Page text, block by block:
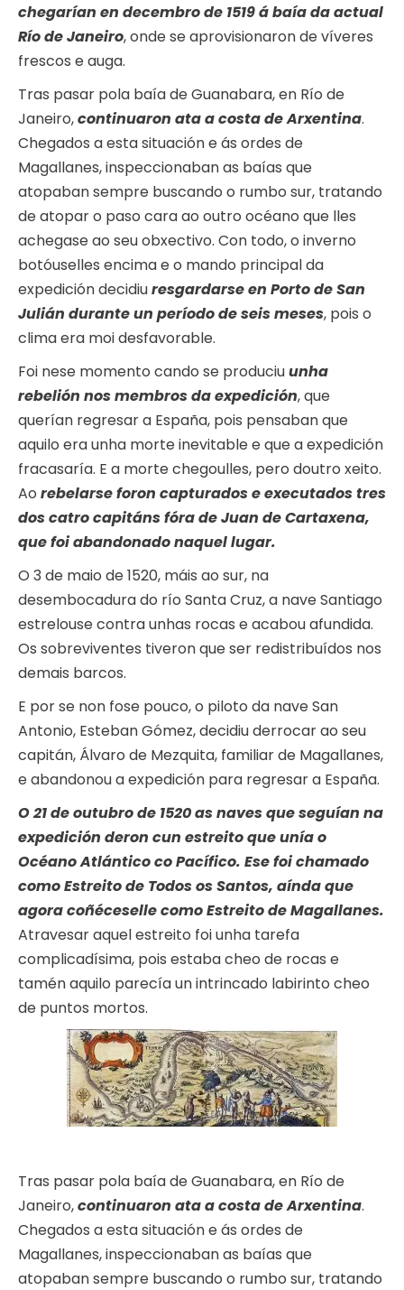
chegarían en decembro de 1519 á baía da actual
Río de Janeiro, onde se aprovisionaron de víveres
frescos e auga.
Tras pasar pola baía de Guanabara, en Río de
Janeiro,continuaron ata a costa de Arxentina.
Chegados a esta situación e ás ordes de
Magallanes, inspeccionaban as baías que
atopaban sempre buscando o rumbo sur, tratando
de atopar o paso cara ao outro océano que lles
achegase ao seu obxectivo. Con todo, o inverno
botóuselles encima e o mando principal da
expedición decidiuresgardarse en Porto de San
Julián durante un período de seis meses, pois o
clima era moi desfavorable.
Foi nese momento cando se produciuunha
rebelión nos membros da expedición, que
querían regresar a España, pois pensaban que
aquilo era unha morte inevitable e que a expedición
fracasaría. E a morte chegoulles, pero doutro xeito.
Ao rebelarse foron capturados e executados tres
dos catro capitáns fóra de Juan de Cartaxena,
que foi abandonado naquel lugar.
O 3 de maio de 1520, máis ao sur, na
desembocadura do río Santa Cruz, a nave Santiago
estrelouse contra unhas rocas e acabou afundida.
Os sobreviventes tiveron que ser redistribuídos nos
demais barcos.
E por se non fose pouco, o piloto da nave San
Antonio, Esteban Gómez, decidiu derrocar ao seu
capitán, Álvaro de Mezquita, familiar de Magallanes,
e abandonou a expedición para regresar a España.
O 21 de outubro de 1520 as naves que seguían na
expedición deron cun estreito que unía o
Océano Atlántico co Pacífico. Ese foi chamado
como Estreito de Todos os Santos, aínda que
agora coñéceselle como Estreito de Magallanes.
Atravesar aquel estreito foi unha tarefa
complicadísima, pois estaba cheo de rocas e
tamén aquilo parecía un intrincado labirinto cheo
de puntos mortos.
Tras pasar pola baía de Guanabara, en Río de
Janeiro,continuaron ata a costa de Arxentina.
Chegados a esta situación e ás ordes de
Magallanes, inspeccionaban as baías que
atopaban sempre buscando o rumbo sur, tratando